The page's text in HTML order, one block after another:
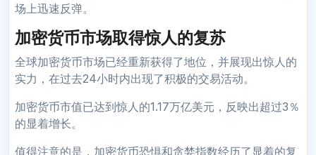
场上迅速反弹。
加密货币市场取得惊人的复苏
全球加密货币市场已经重新获得了地位，并展现出惊人的
实力，在过去24小时内出现了积极的交易活动。
加密货币市值已达到惊人的1.17万亿美元，反映出超过3％
的显着增长。
值得注意的是，加密货币恐惧和贪婪指数经历了显着的复